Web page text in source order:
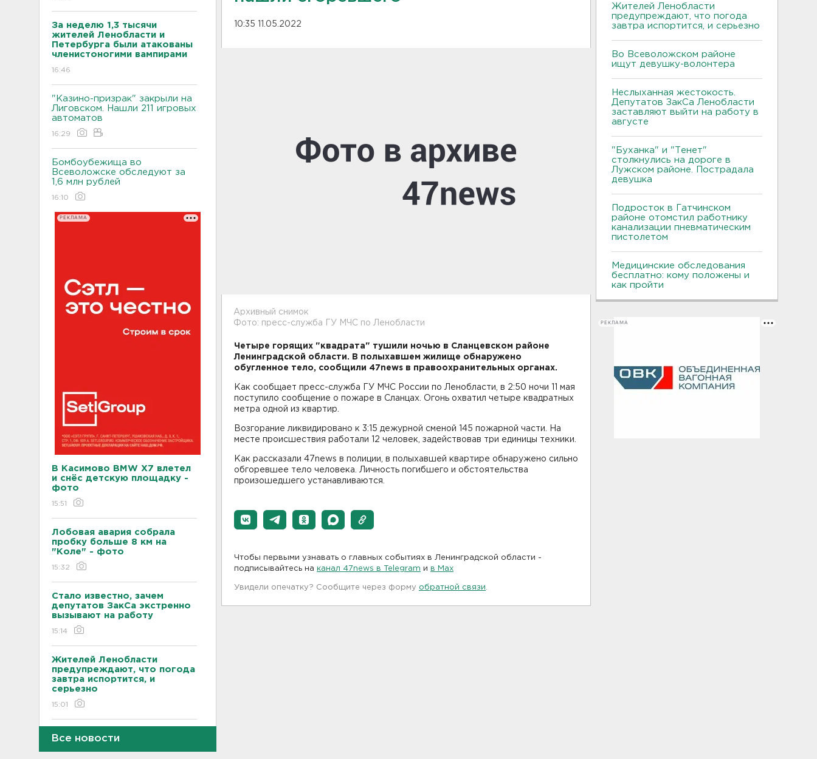
За неделю 1,3 тысячи
жителей Ленобласти и
Петербурга были атакованы
членистоногими вампирами
16:46
"Казино-призрак" закрыли на
Лиговском. Нашли 211 игровых
автоматов
16:29
Бомбоубежища во
Всеволожске обследуют за
1,6 млн рублей
16:10
РЕКЛАМА
В Касимово BMW X7 влетел
и снёс детскую площадку -
фото
15:51
Лобовая авария собрала
пробку больше 8 км на
"Коле" - фото
15:32
Стало известно, зачем
депутатов ЗакСа экстренно
вызывают на работу
15:14
Жителей Ленобласти
предупреждают, что погода
завтра испортится, и
серьезно
15:01
Во Всеволожском районе
ищут девушку-волонтера
Все новости
10:35 11.05.2022
Архивный снимок
Фото: пресс-служба ГУ МЧС по Ленобласти
Четыре горящих "квадрата" тушили ночью в Сланцевском районе
Ленинградской области. В полыхавшем жилище обнаружено
обугленное тело, сообщили 47news в правоохранительных органах.
Как сообщает пресс-служба ГУ МЧС России по Ленобласти, в 2:50 ночи 11 мая
поступило сообщение о пожаре в Сланцах. Огонь охватил четыре квадратных
метра одной из квартир.
Возгорание ликвидировано к 3:15 дежурной сменой 145 пожарной части. На
месте происшествия работали 12 человек, задействовав три единицы техники.
Как рассказали 47news в полиции, в полыхавшей квартире обнаружено сильно
обгоревшее тело человека. Личность погибшего и обстоятельства
произошедшего устанавливаются.
Чтобы первыми узнавать о главных событиях в Ленинградской области -
подписывайтесь на канал 47news в Telegram и в Maх
Увидели опечатку? Сообщите через форму обратной связи
Жителей Ленобласти
предупреждают, что погода
завтра испортится, и серьезно
Во Всеволожском районе
ищут девушку-волонтера
Неслыханная жестокость.
Депутатов ЗакСа Ленобласти
заставляют выйти на работу в
августе
"Буханка" и "Тенет"
столкнулись на дороге в
Лужском районе. Пострадала
девушка
Подросток в Гатчинском
районе отомстил работнику
канализации пневматическим
пистолетом
Медицинские обследования
бесплатно: кому положены и
как пройти
РЕКЛАМА